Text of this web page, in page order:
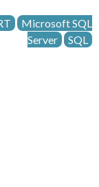
Microsoft SQL
Server
SQL